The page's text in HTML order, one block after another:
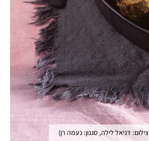
צילום: דניאל לילה, סגנון: נעמה רן)